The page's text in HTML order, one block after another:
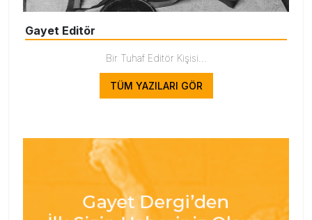
Gayet Editör
Bir Tuhaf Editör Kişisi...
TÜM YAZILARI GÖR